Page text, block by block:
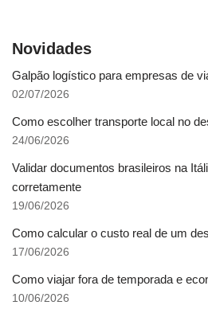
Novidades
Galpão logístico para empresas de
02/07/2026
Como escolher transporte local no
24/06/2026
Validar documentos brasileiros na
corretamente
19/06/2026
Como calcular o custo real de um
17/06/2026
Como viajar fora de temporada e
10/06/2026